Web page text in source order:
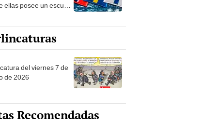
ellas posee un escudo
del viernes 7 de
de 2026
Recomendadas